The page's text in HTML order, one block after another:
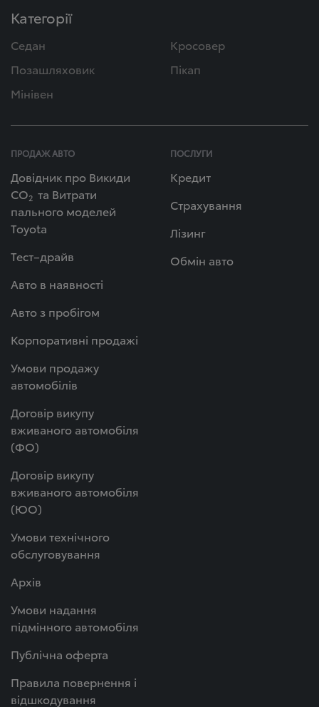
Категорії
Седан
Кросовер
Позашляховик
Пікап
Мінівен
ПРОДАЖ АВТО
Довідник про Викиди
СО2 та Витрати
пального моделей
Toyota
Тест–драйв
Авто в наявності
Авто з пробігом
Корпоративні продажі
Умови продажу
автомобілів
Договір викупу
вживаного автомобіля
(ФО)
Договір викупу
вживаного автомобіля
(ЮО)
Умови технічного
обслуговування
Архів
Умови надання
підмінного автомобіля
Публічна оферта
Правила повернення і
відшкодування
ПОСЛУГИ
Кредит
Страхування
Лізинг
Обмін авто